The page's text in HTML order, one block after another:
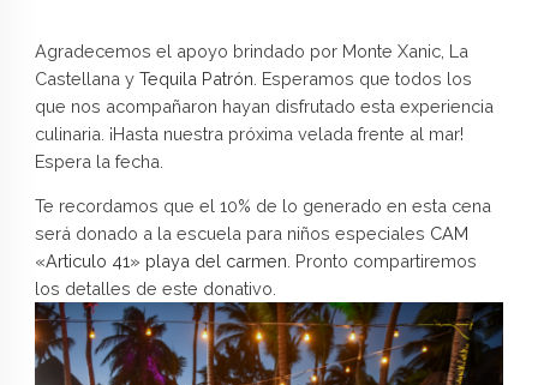
Agradecemos el apoyo brindado por Monte Xanic, La
Castellana y Tequila Patrón . Esperamos que todos los
que nos acompañaron hayan disfrutado esta experiencia
culinaria. ¡Hasta nuestra próxima velada frente al mar!
Espera la fecha.
Te recordamos que el 10% de lo generado en esta cena
será donado a la escuela para niños especiales CAM
«Articulo 41» playa del carmen . Pronto compartiremos
los detalles de este donativo.